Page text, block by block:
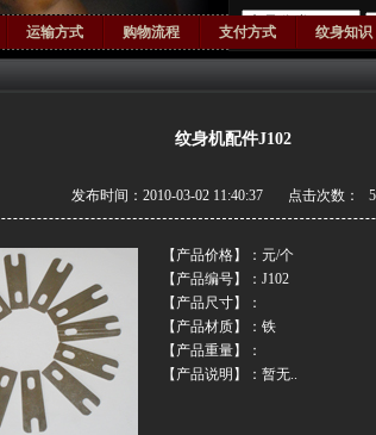
运输方式 购物流程 支付方式 纹身知识
纹身机配件J102
发布时间：2010-03-02 11:40:37 点击次数：
【产品价格】：元/个
【产品编号】：J102
【产品尺寸】：
【产品材质】：铁
【产品重量】：
【产品说明】：暂无..